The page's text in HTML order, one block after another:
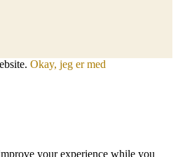
Okay, jeg er med
your experience while you